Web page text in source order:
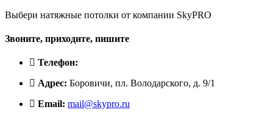
Выбери натяжные потолки от компании SkyPRO
Звоните, приходите, пишите
Телефон:
Адрес: Боровичи, пл. Володарского, д. 9/1
Email: mail@skypro.ru